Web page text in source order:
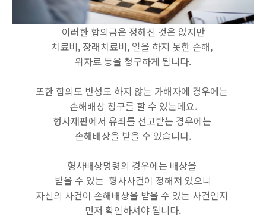
이러한 합의금은 정해진 것은 없지만
치료비, 장래치료비, 일을 하지 못한 손해,
위자료 등을 청구하게 됩니다.
또한 합의도 반성도 하지 않는 가해자에 경우에는
손해배상 청구를 할 수 있는데요.
형사재판에서 유죄를 선고받는 경우에는
손해배상을 받을 수 있습니다.
형사배상명령의 경우에는 배상을
받을 수 있는 형사사건이 정해져 있으니
자신의 사건이 손해배상을 받을 수 있는 사건인지
먼저 확인하셔야 됩니다.